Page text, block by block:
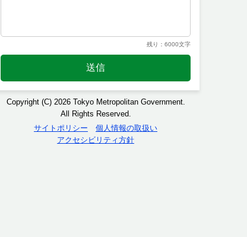
残り：6000文字
送信
Copyright (C) 2026 Tokyo Metropolitan Government.
All Rights Reserved.
サイトポリシー
個人情報の取扱い
アクセシビリティ方針